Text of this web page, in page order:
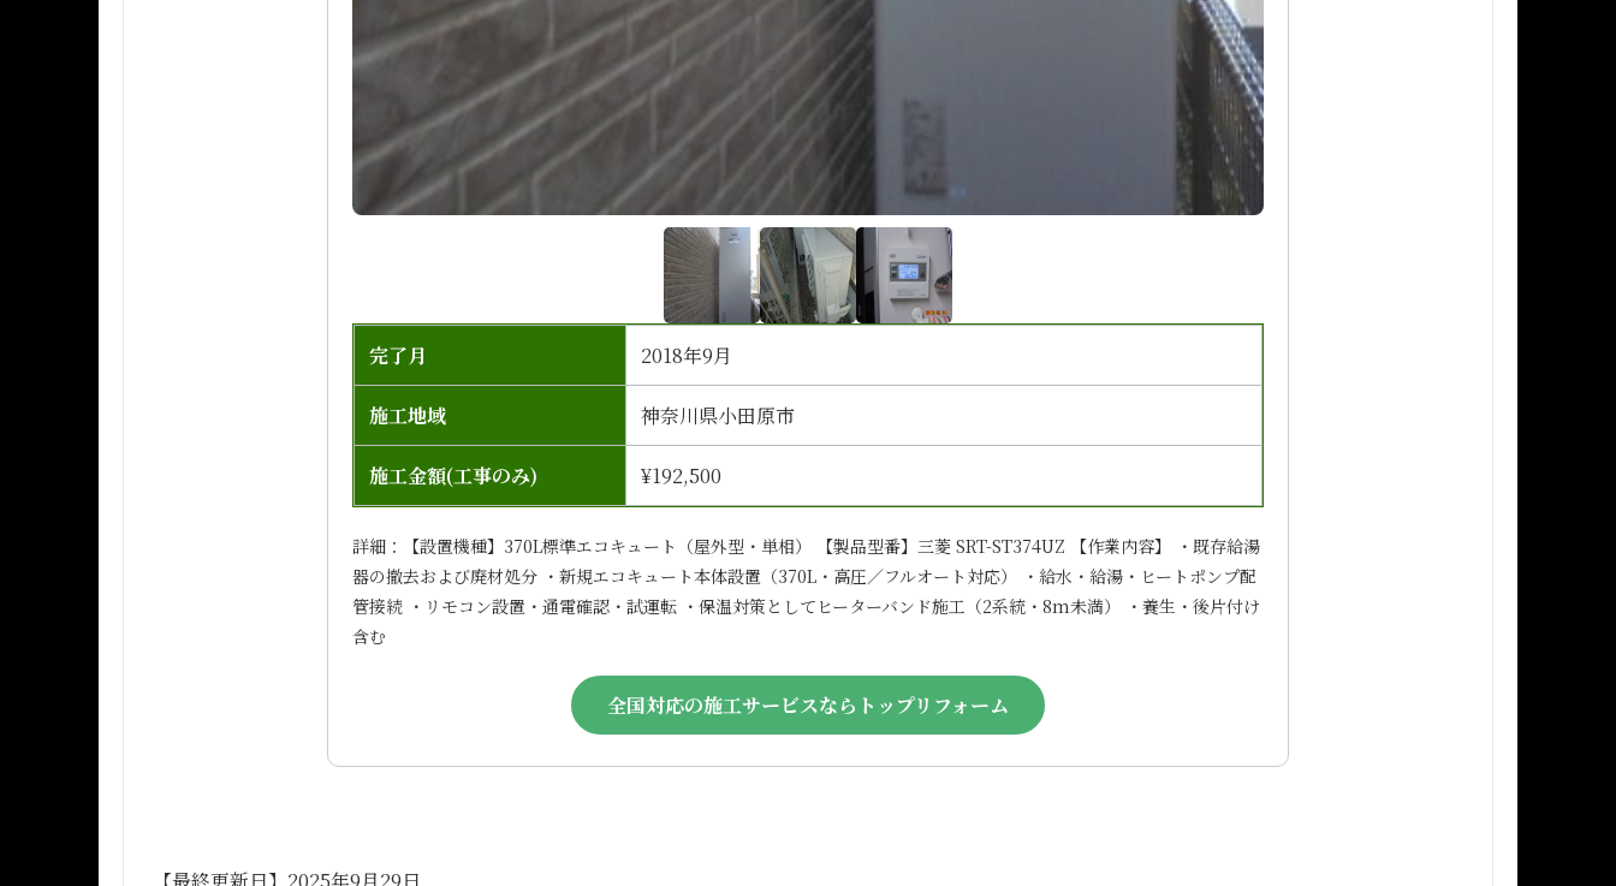
完了月 2018年9月
施工地域 神奈川県小田原市
施工金額(工事のみ) ¥192,500
詳細：【設置機種】370L標準エコキュート（屋外型・単相） 【製品型番】三菱 SRT-ST374UZ 【作業内容】 ・既存給湯
器の撤去および廃材処分 ・新規エコキュート本体設置（370L・高圧／フルオート対応） ・給水・給湯・ヒートポンプ配
管接続 ・リモコン設置・通電確認・試運転 ・保温対策としてヒーターバンド施工（2系統・8m未満） ・養生・後片付け
含む
全国対応の施工サービスならトップリフォーム